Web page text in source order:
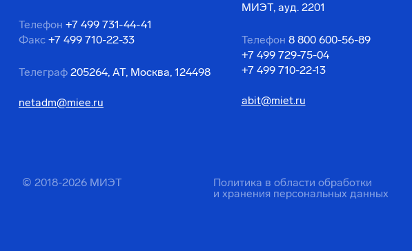
Телефон +7 499 731-44-41
Факс +7 499 710-22-33
Телеграф 205264, АТ, Москва, 124498
netadm@miee.ru
МИЭТ, ауд. 2201
Телефон 8 800 600-56-89
+7 499 729-75-04
+7 499 710-22-13
abit@miet.ru
© 2018-2026 МИЭТ
Политика в области обработки
и хранения персональных данных